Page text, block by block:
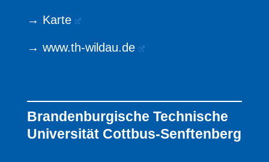
→ Karte
→ www.th-wildau.de
Brandenburgische Technische
Universität Cottbus-Senftenberg